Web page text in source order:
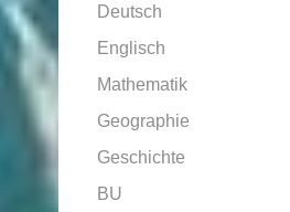
Deutsch
Englisch
Mathematik
Geographie
Geschichte
BU